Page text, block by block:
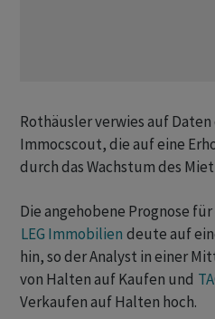
Rothäusler verwies auf
Immocscout, die auf eine
durch das Wachstum des
Die angehobene Prognose
LEG Immobilien deute auf
hin, so der Analyst in einer
von Halten auf Kaufen und
Verkaufen auf Halten hoch.